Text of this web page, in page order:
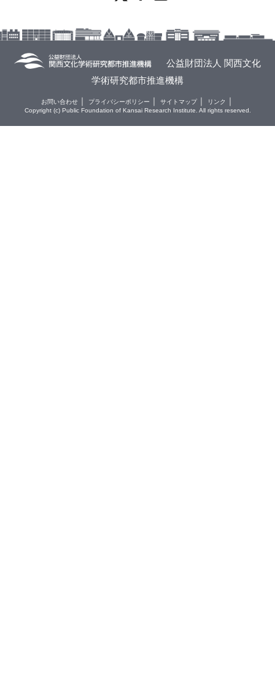
公益財団法人 関西文化
学術研究都市推進機構
お問い合わせ プライバシーポリシー サイトマップ
リンク
Copyright (c) Public Foundation of Kansai Research Institute. All rights reserved.